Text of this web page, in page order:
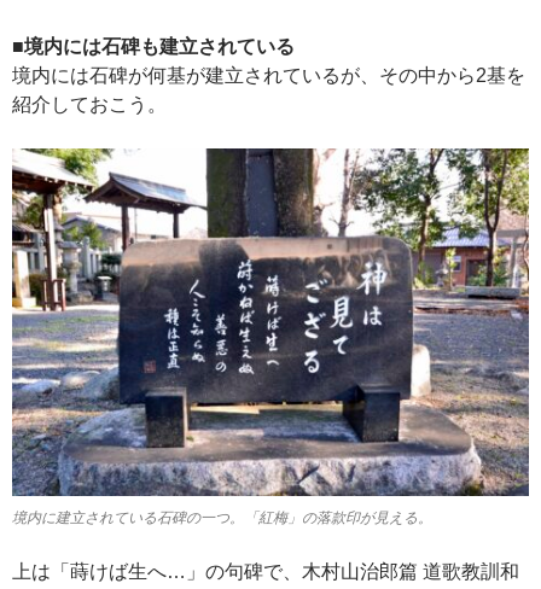
■境内には石碑も建立されている
境内には石碑が何基が建立されているが、その中から2基を
紹介しておこう。
境内に建立されている石碑の一つ。「紅梅」の落款印が見える。
上は「蒔けば生へ…」の句碑で、木村山治郎篇 道歌教訓和